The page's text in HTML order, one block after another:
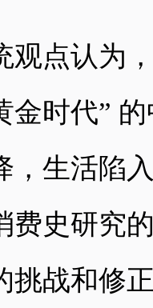
观点认为
金时代”
，生活陷
费史研究
挑战和修